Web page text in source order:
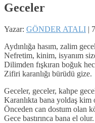
Geceler
Yazar: GÖNDER ATALI |
Aydınlığa hasım, zalim
Nefretim, kinim, isyanım
Dilimden fışkıran boğuk
Zifiri karanlığı bürüdü gize.
Geceler, geceler, kahpe
Karanlıkta bana yoldaş kim
Önceden can dostum olan
Gece bastırınca bana el olur.